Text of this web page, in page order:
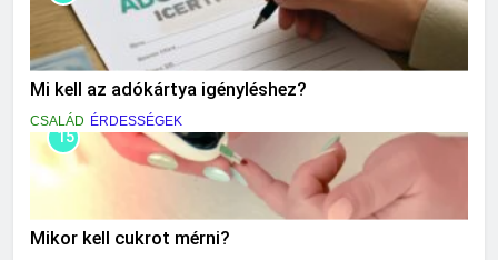
Mi kell az adókártya igényléshez?
CSALÁD ÉRDESSÉGEK
15
Mikor kell cukrot mérni?